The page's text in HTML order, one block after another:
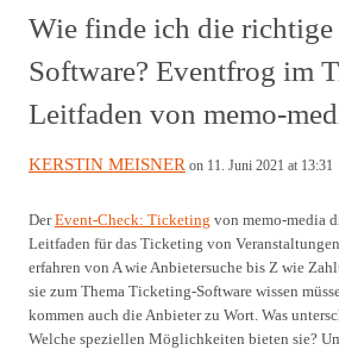
Wie finde ich die
Software? Eventfrog im
Leitfaden von memo-
KERSTIN MEISNER on 11. Juni 2021 at 13:31
DerEvent-Check: Ticketing von memo-media
Leitfaden für das Ticketing von
erfahren von A wie Anbietersuche bis Z wie
sie zum Thema Ticketing-Software wissen
kommen auch die Anbieter zu Wort. Was
Welche speziellen Möglichkeiten bieten sie?